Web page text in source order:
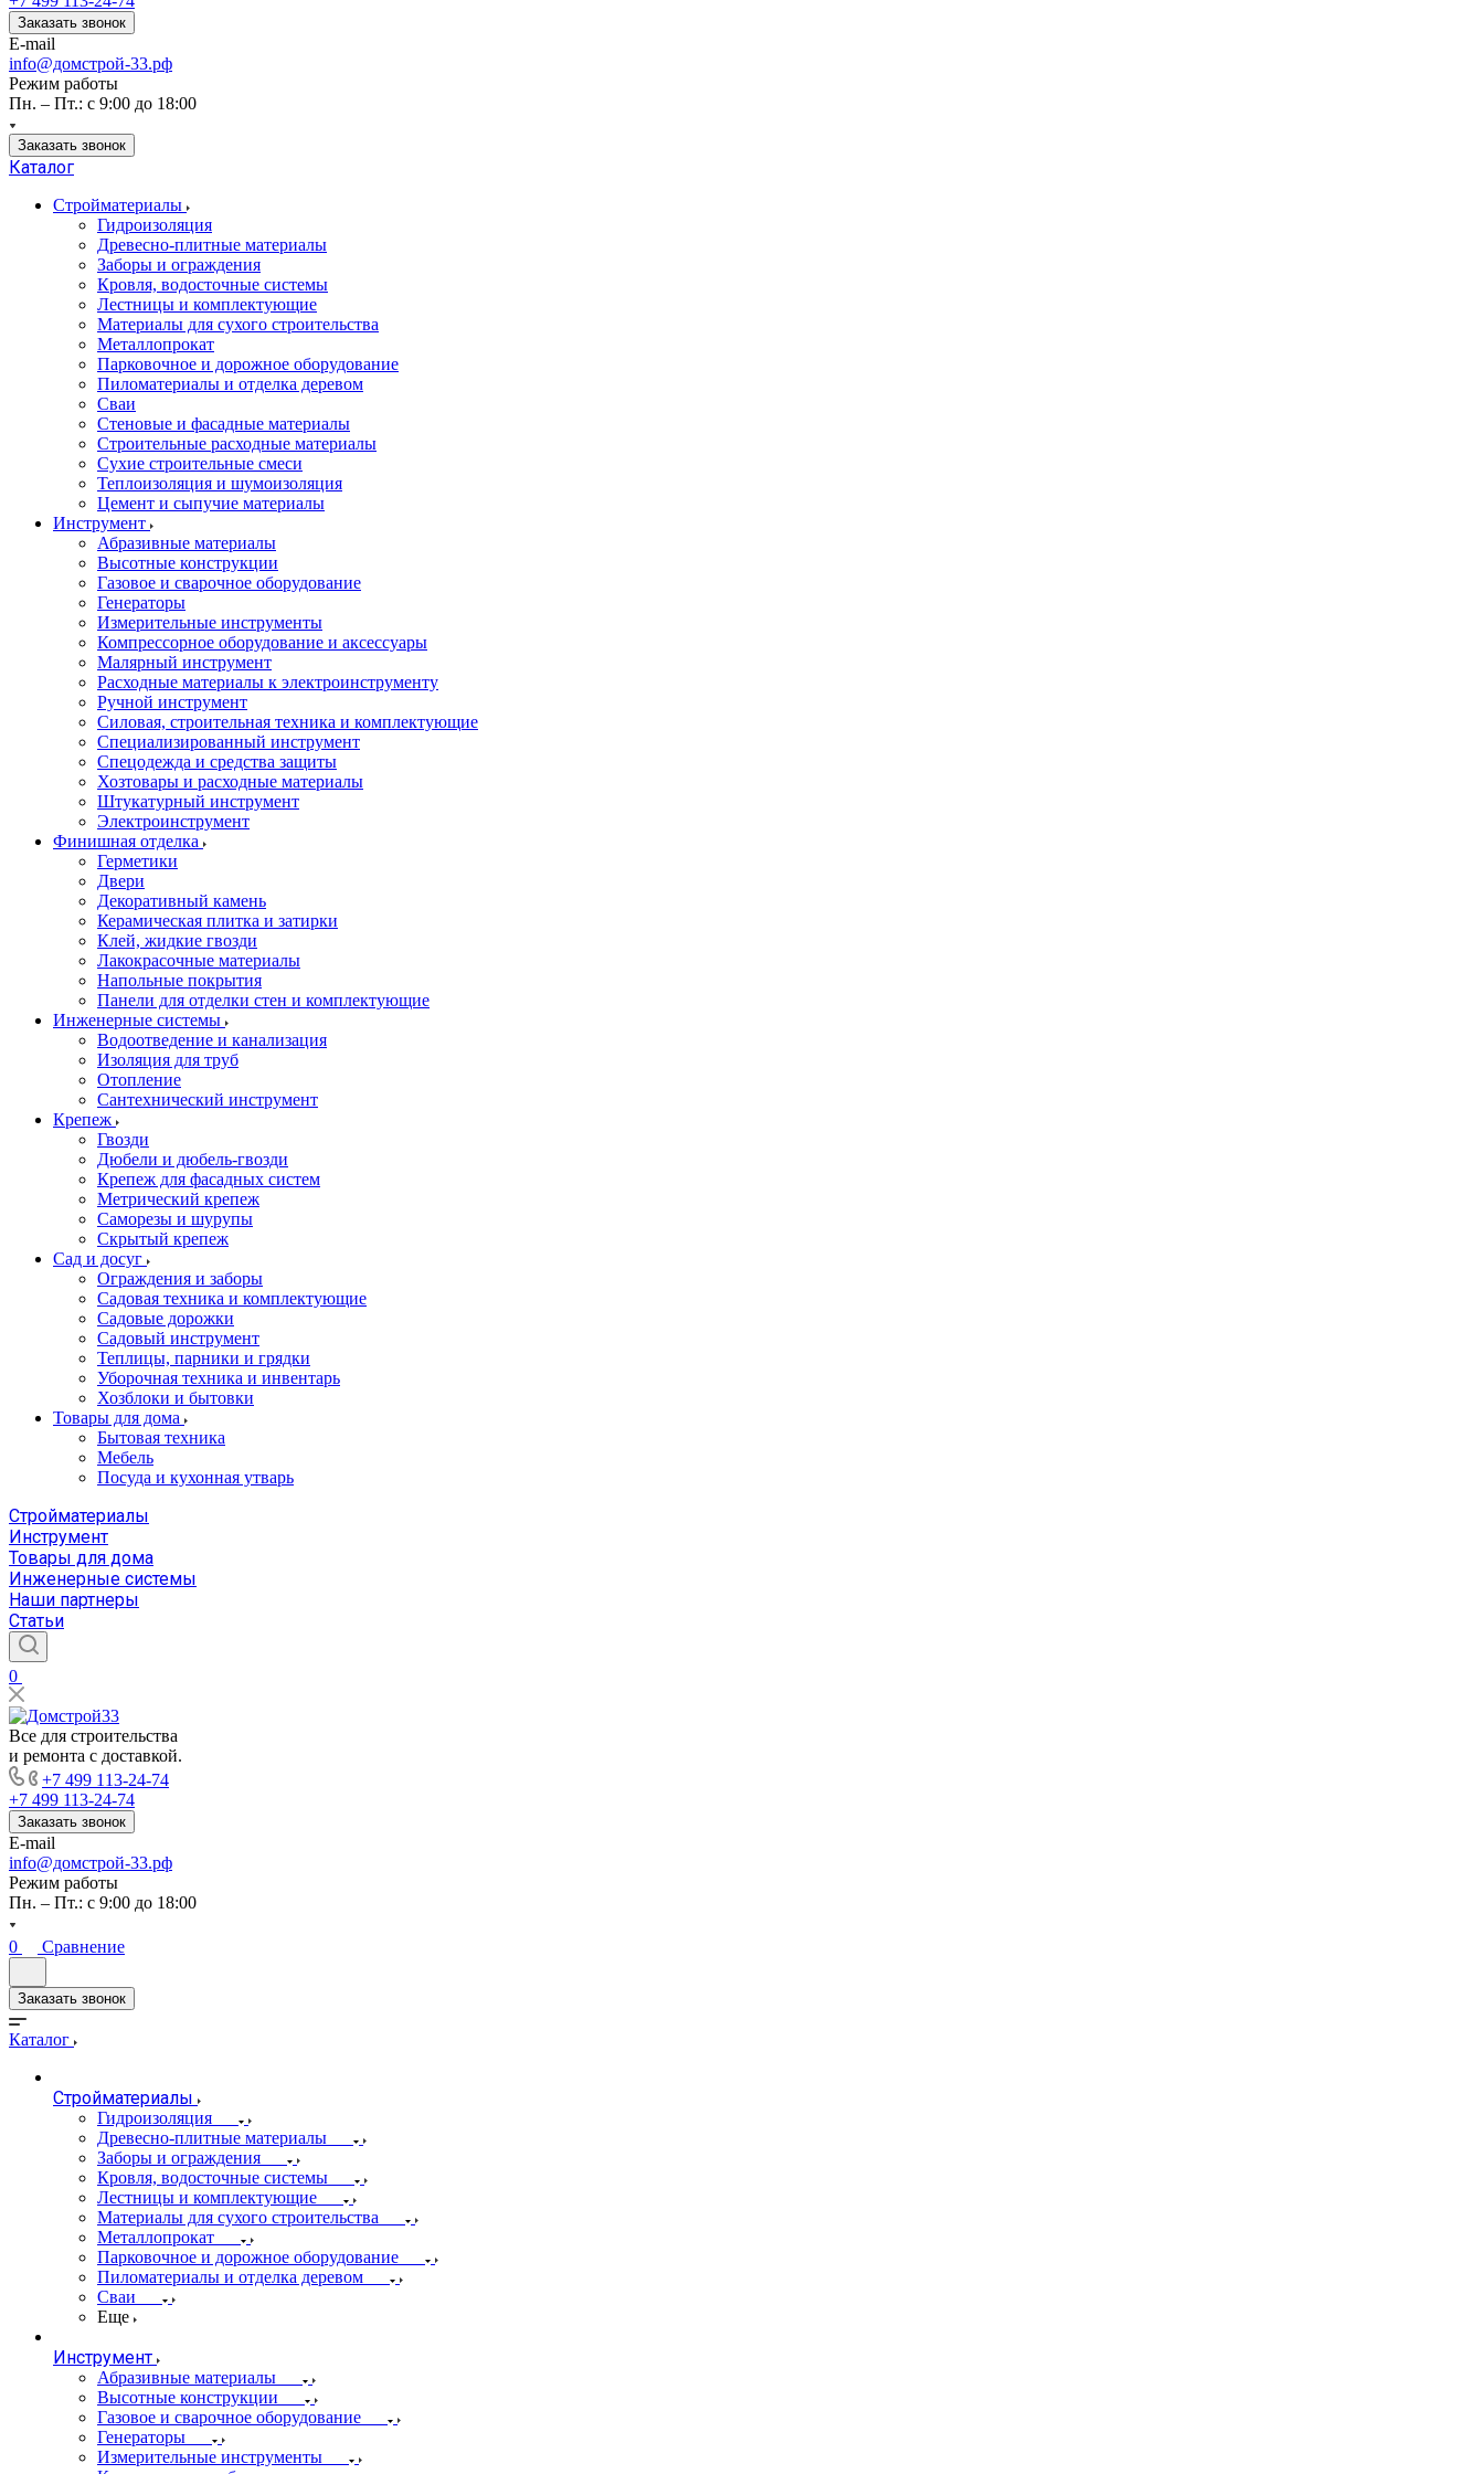
Заказать звонок
E-mail
info@домстрой-33.рф
Режим работы
Пн. – Пт.: с 9:00 до 18:00
Заказать звонок
Каталог
Стройматериалы
Гидроизоляция
Древесно-плитные материалы
Заборы и ограждения
Кровля, водосточные системы
Лестницы и комплектующие
Материалы для сухого строительства
Металлопрокат
Парковочное и дорожное оборудование
Пиломатериалы и отделка деревом
Сваи
Стеновые и фасадные материалы
Строительные расходные материалы
Сухие строительные смеси
Теплоизоляция и шумоизоляция
Цемент и сыпучие материалы
Инструмент
Абразивные материалы
Высотные конструкции
Газовое и сварочное оборудование
Генераторы
Измерительные инструменты
Компрессорное оборудование и аксессуары
Малярный инструмент
Расходные материалы к электроинструменту
Ручной инструмент
Силовая, строительная техника и комплектующие
Специализированный инструмент
Спецодежда и средства защиты
Хозтовары и расходные материалы
Штукатурный инструмент
Электроинструмент
Финишная отделка
Герметики
Двери
Декоративный камень
Керамическая плитка и затирки
Клей, жидкие гвозди
Лакокрасочные материалы
Напольные покрытия
Панели для отделки стен и комплектующие
Инженерные системы
Водоотведение и канализация
Изоляция для труб
Отопление
Сантехнический инструмент
Крепеж
Гвозди
Дюбели и дюбель-гвозди
Крепеж для фасадных систем
Метрический крепеж
Саморезы и шурупы
Скрытый крепеж
Сад и досуг
Ограждения и заборы
Садовая техника и комплектующие
Садовые дорожки
Садовый инструмент
Теплицы, парники и грядки
Уборочная техника и инвентарь
Хозблоки и бытовки
Товары для дома
Бытовая техника
Мебель
Посуда и кухонная утварь
Стройматериалы
Инструмент
Товары для дома
Инженерные системы
Наши партнеры
Статьи
0
Все для строительства
и ремонта с доставкой.
+7 499 113-24-74
+7 499 113-24-74
Заказать звонок
E-mail
info@домстрой-33.рф
Режим работы
Пн. – Пт.: с 9:00 до 18:00
0 Сравнение
Заказать звонок
Каталог
Стройматериалы
Гидроизоляция
Древесно-плитные материалы
Заборы и ограждения
Кровля, водосточные системы
Лестницы и комплектующие
Материалы для сухого строительства
Металлопрокат
Парковочное и дорожное оборудование
Пиломатериалы и отделка деревом
Сваи
Еще
Инструмент
Абразивные материалы
Высотные конструкции
Газовое и сварочное оборудование
Генераторы
Измерительные инструменты